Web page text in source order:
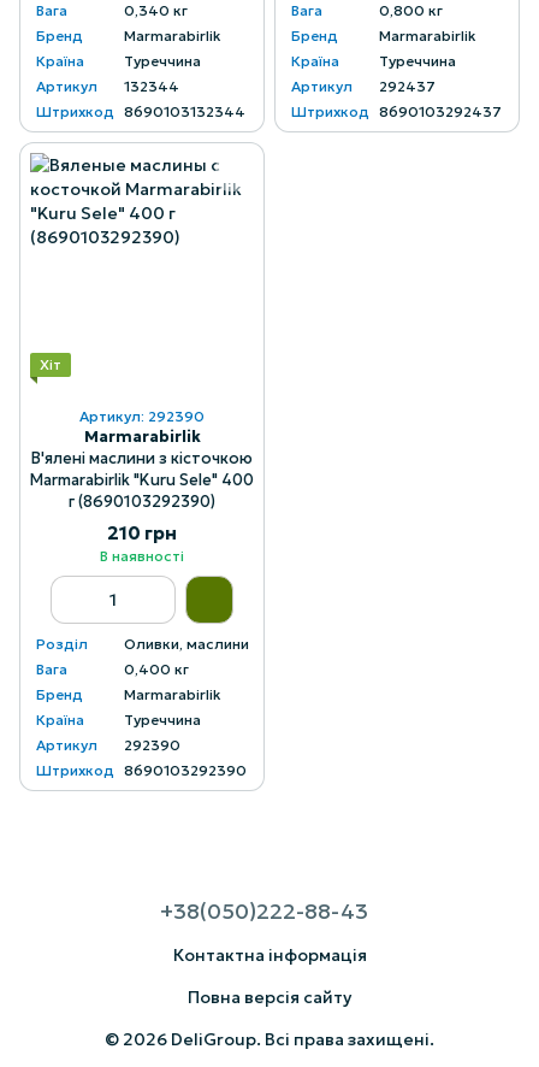
Вага
0,340 кг
Бренд
Marmarabirlik
Країна
Туреччина
Артикул
132344
Штрихкод 8690103132344
Вага
0,800 кг
Бренд
Marmarabirlik
Країна
Туреччина
Артикул
292437
Штрихкод 8690103292437
Хіт
Артикул: 292390
Marmarabirlik
В'ялені маслини з кісточкою
Marmarabirlik "Kuru Sele" 400
г (8690103292390)
210 грн
В наявності
Розділ
Оливки, маслини
Вага
0,400 кг
Бренд
Marmarabirlik
Країна
Туреччина
Артикул
292390
Штрихкод 8690103292390
+38(050)222-88-43
Контактна інформація
Повна версія сайту
© 2026 DeliGroup. Всі права захищені.